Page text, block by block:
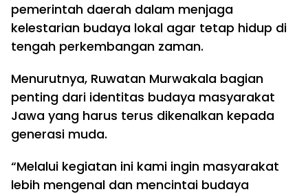
pemerintah daerah dalam menjaga
kelestarian budaya lokal agar tetap hidup di
tengah perkembangan zaman.
Menurutnya, Ruwatan Murwakala bagian
penting dari identitas budaya masyarakat
Jawa yang harus terus dikenalkan kepada
generasi muda.
“Melalui kegiatan ini kami ingin masyarakat
lebih mengenal dan mencintai budaya